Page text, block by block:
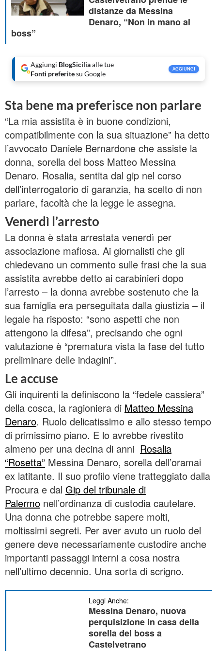
distanze da Messina
Denaro, “Non in mano al
boss”
Aggiungi BlogSiciliaalle tue
Fonti preferitesu Google
AGGIUNGI
Sta bene ma preferisce non parlare
“La mia assistita è in buone condizioni,
compatibilmente con la sua situazione” ha detto
l’avvocato Daniele Bernardone che assiste la
donna, sorella del boss Matteo Messina
Denaro. Rosalia, sentita dal gip nel corso
dell’interrogatorio di garanzia, ha scelto di non
parlare, facoltà che la legge le assegna.
Venerdì l’arresto
La donna è stata arrestata venerdì per
associazione mafiosa. Ai giornalisti che gli
chiedevano un commento sulle frasi che la sua
assistita avrebbe detto ai carabinieri dopo
l’arresto – la donna avrebbe sostenuto che la
sua famiglia era perseguitata dalla giustizia – il
legale ha risposto: “sono aspetti che non
attengono la difesa”, precisando che ogni
valutazione è “prematura vista la fase del tutto
preliminare delle indagini”.
Le accuse
Gli inquirenti la definiscono la “fedele cassiera”
della cosca, la ragioniera di Matteo Messina
Denaro. Ruolo delicatissimo e allo stesso tempo
di primissimo piano. E lo avrebbe rivestito
almeno per una decina di anni Rosalia
“Rosetta” Messina Denaro, sorella dell’oramai
ex latitante. Il suo profilo viene tratteggiato dalla
Procura e dal Gip del tribunale di
Palermo nell’ordinanza di custodia cautelare.
Una donna che potrebbe sapere molti,
moltissimi segreti. Per aver avuto un ruolo del
genere deve necessariamente custodire anche
importanti passaggi interni a cosa nostra
nell’ultimo decennio. Una sorta di scrigno.
Leggi Anche:
Messina Denaro, nuova
perquisizione in casa della
sorella del boss a
Castelvetrano